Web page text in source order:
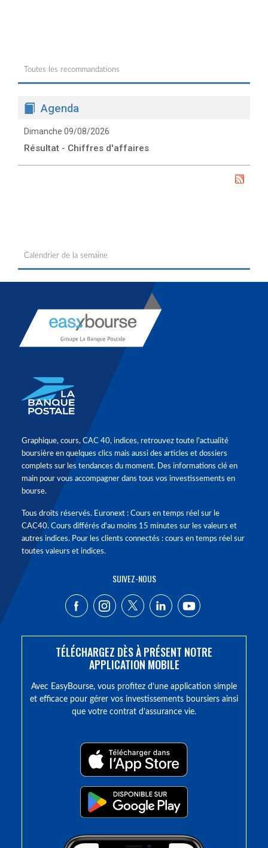
Toutes les recommandations
Agenda
Dimanche 09/08/2026
Résultat - Chiffres d'affaires
Calendrier de la semaine
Graphique, cours, CAC 40, indices, retrouvez toute l'actualité
boursière en quelques clics mais aussi des articles et dossiers
complets sur les tendances du moment. Des informations clé en
main pour vous accompagner dans tous vos investissements en
bourse.
Tous droits réservés. Euronext : Cours en temps réel sur le
CAC40. Cours différés d'au moins 15 minutes sur les valeurs et
autres indices. Pour les clients connectés : cours en temps réel sur
toutes valeurs et indices.
SUIVEZ-NOUS
TÉLÉCHARGEZ DÈS À PRÉSENT NOTRE
APPLICATION MOBILE
Avec EasyBourse, vous profitez d’une application simple
et efficace pour gérer vos investissements boursiers ainsi
que votre contrat d’assurance vie.